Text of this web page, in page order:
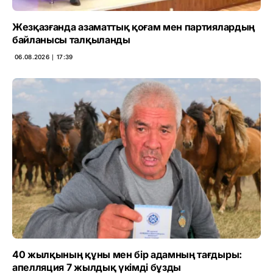
Жезқазғанда азаматтық қоғам мен партиялардың
байланысы талқыланды
06.08.2026 ∣ 17:39
40 жылқының құны мен бір адамның тағдыры:
апелляция 7 жылдық үкімді бұзды